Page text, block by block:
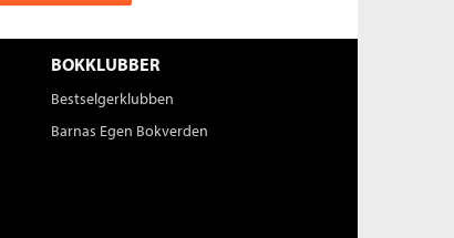
BOKKLUBBER
Bestselgerklubben
Barnas Egen Bokverden